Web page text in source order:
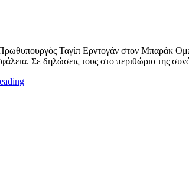
Ταγίπ Ερντογάν στον Μπαράκ
Σε δηλώσεις τους στο περιθώριο της